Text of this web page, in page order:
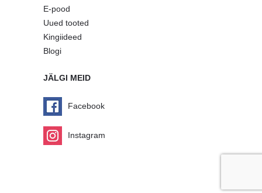
E-pood
Uued tooted
Kingiideed
Blogi
JÄLGI MEID
Facebook
Instagram